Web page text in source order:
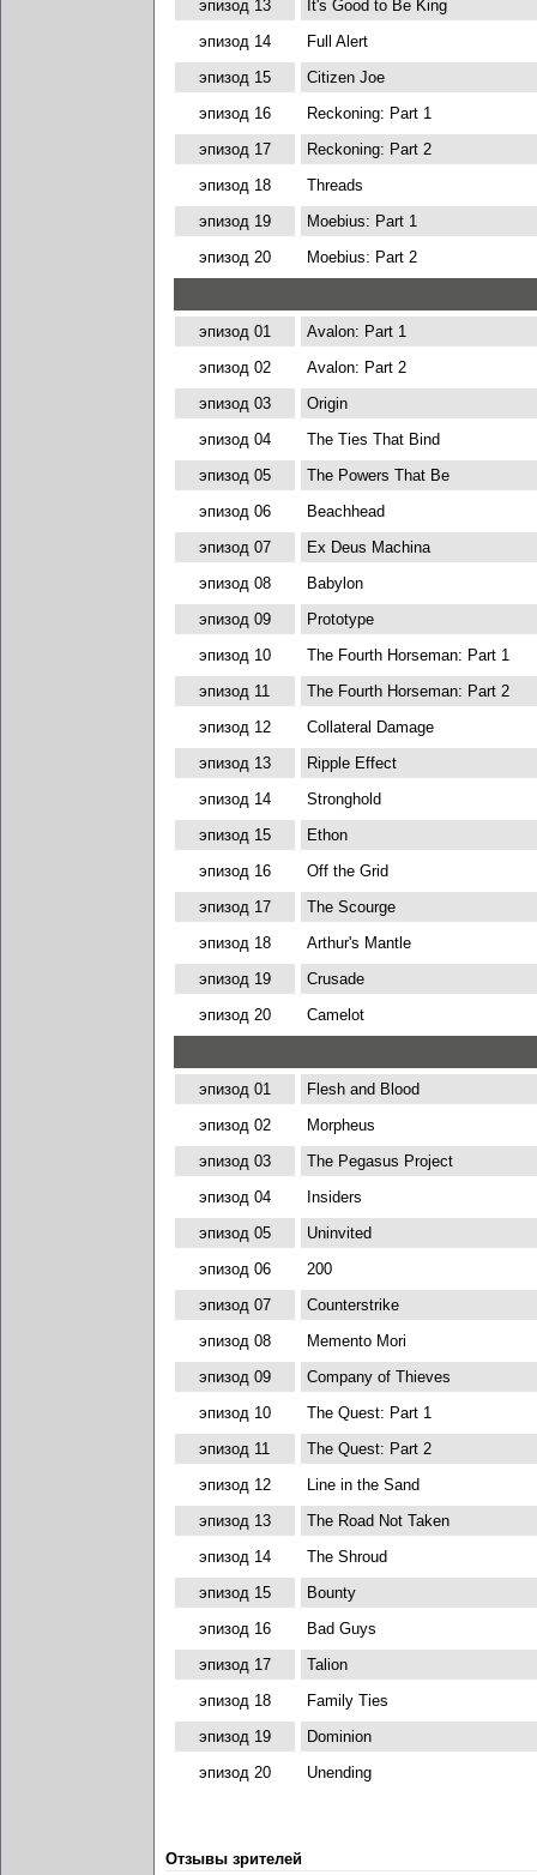
эпизод 13
It's Good to Be King
эпизод 14
Full Alert
эпизод 15
Citizen Joe
эпизод 16
Reckoning: Part 1
эпизод 17
Reckoning: Part 2
эпизод 18
Threads
эпизод 19
Moebius: Part 1
эпизод 20
Moebius: Part 2
эпизод 01
Avalon: Part 1
эпизод 02
Avalon: Part 2
эпизод 03
Origin
эпизод 04
The Ties That Bind
эпизод 05
The Powers That Be
эпизод 06
Beachhead
эпизод 07
Ex Deus Machina
эпизод 08
Babylon
эпизод 09
Prototype
эпизод 10
The Fourth Horseman: Part 1
эпизод 11
The Fourth Horseman: Part 2
эпизод 12
Collateral Damage
эпизод 13
Ripple Effect
эпизод 14
Stronghold
эпизод 15
Ethon
эпизод 16
Off the Grid
эпизод 17
The Scourge
эпизод 18
Arthur's Mantle
эпизод 19
Crusade
эпизод 20
Camelot
эпизод 01
Flesh and Blood
эпизод 02
Morpheus
эпизод 03
The Pegasus Project
эпизод 04
Insiders
эпизод 05
Uninvited
эпизод 06
200
эпизод 07
Counterstrike
эпизод 08
Memento Mori
эпизод 09
Company of Thieves
эпизод 10
The Quest: Part 1
эпизод 11
The Quest: Part 2
эпизод 12
Line in the Sand
эпизод 13
The Road Not Taken
эпизод 14
The Shroud
эпизод 15
Bounty
эпизод 16
Bad Guys
эпизод 17
Talion
эпизод 18
Family Ties
эпизод 19
Dominion
эпизод 20
Unending
Отзывы зрителей